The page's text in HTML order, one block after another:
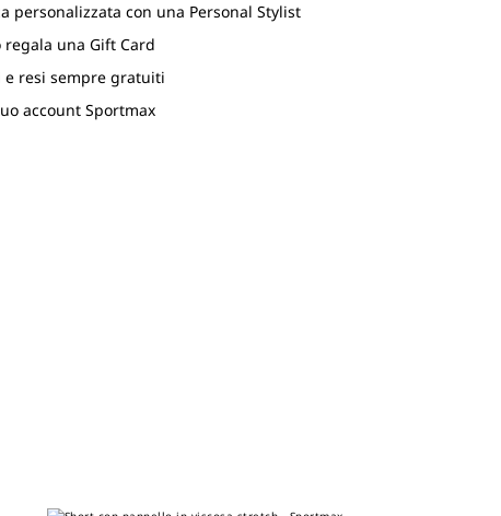
personalizzata con una Personal Stylist
regala una Gift Card
e resi sempre gratuiti
account Sportmax